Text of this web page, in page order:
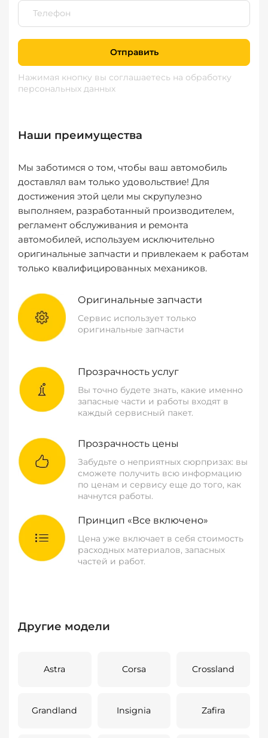
Отправить
Нажимая кнопку вы соглашаетесь на обработку
персональных данных
Наши преимущества
Мы заботимся о том, чтобы ваш автомобиль
доставлял вам только удовольствие! Для
достижения этой цели мы скрупулезно
выполняем, разработанный производителем,
регламент обслуживания и ремонта
автомобилей, используем исключительно
оригинальные запчасти и привлекаем к работам
только квалифицированных механиков.
Оригинальные запчасти
Сервис использует только
оригинальные запчасти
Прозрачность услуг
Вы точно будете знать, какие именно
запасные части и работы входят в
каждый сервисный пакет.
Прозрачность цены
Забудьте о неприятных сюрпризах: вы
сможете получить всю информацию
по ценам и сервису еще до того, как
начнутся работы.
Принцип «Все включено»
Цена уже включает в себя стоимость
расходных материалов, запасных
частей и работ.
Другие модели
Astra Corsa Crossland
Grandland Insignia Zafira